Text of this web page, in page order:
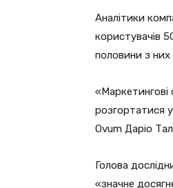
Аналітики
користувачів
половини з них
«Маркетингові
розгортатися
Ovum Даріо
Голова
«значне